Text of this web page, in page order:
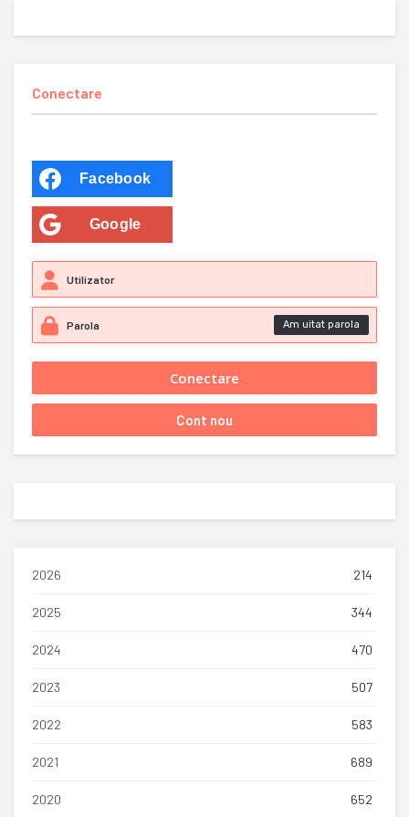
Conectare
Facebook
Google
Am uitat parola
2026 214
2025 344
2024 470
2023 507
2022 583
2021 689
2020 652